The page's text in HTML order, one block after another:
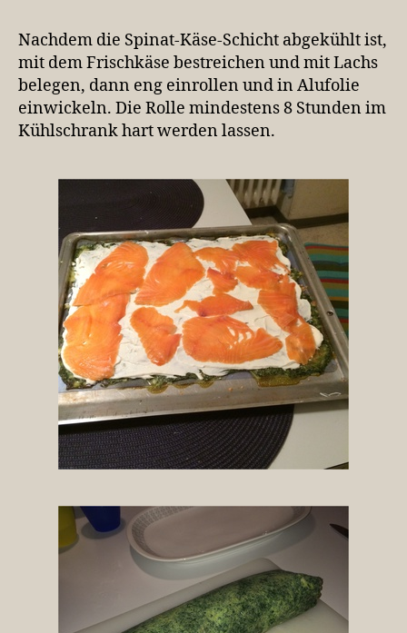
Nachdem die Spinat-Käse-Schicht abgekühlt ist,
mit dem Frischkäse bestreichen und mit Lachs
belegen, dann eng einrollen und in Alufolie
einwickeln. Die Rolle mindestens 8 Stunden im
Kühlschrank hart werden lassen.